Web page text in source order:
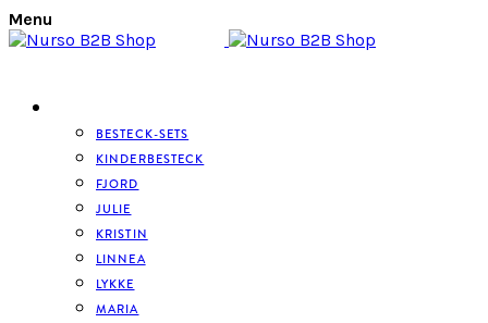
Menu
BESTECK-SETS
KINDERBESTECK
FJORD
JULIE
KRISTIN
LINNEA
LYKKE
MARIA